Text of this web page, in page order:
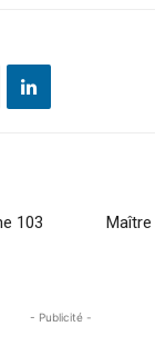
103
Maître
- Publicité -